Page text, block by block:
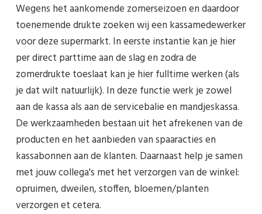
Wegens het aankomende zomerseizoen en daardoor
toenemende drukte zoeken wij een kassamedewerker
voor deze supermarkt. In eerste instantie kan je hier
per direct parttime aan de slag en zodra de
zomerdrukte toeslaat kan je hier fulltime werken (als
je dat wilt natuurlijk). In deze functie werk je zowel
aan de kassa als aan de servicebalie en mandjeskassa.
De werkzaamheden bestaan uit het afrekenen van de
producten en het aanbieden van spaaracties en
kassabonnen aan de klanten. Daarnaast help je samen
met jouw collega's met het verzorgen van de winkel:
opruimen, dweilen, stoffen, bloemen/planten
verzorgen et cetera.